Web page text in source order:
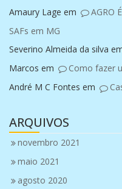
Amaury Lage em
AGRO
SAFs em MG
Severino Almeida da silva
Marcos em
Como fazer
André M C Fontes em
ARQUIVOS
novembro 2021
maio 2021
agosto 2020